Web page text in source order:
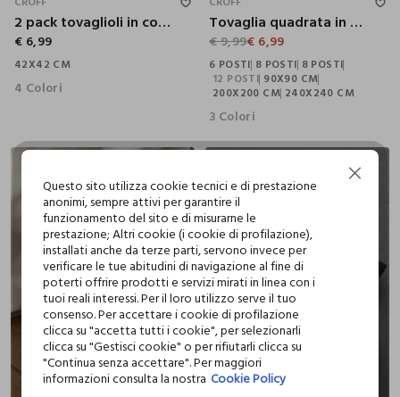
2 pack tovaglioli in cotone antimacchia
€ 6,99
42X42 CM
4 Colori
Tovaglia quadrata in tela di cotone Panama
€ 9,99€ 6,99
6 POSTI 8 POSTI 8 POSTI
12 POSTI 90X90 CM
200X200 CM 240X240 CM
3 Colori
140X40 CM
Questo sito utilizza cookie tecnici e di prestazione
anonimi, sempre attivi per garantire il
funzionamento del sito e di misurarne le
prestazione; Altri cookie (i cookie di profilazione),
installati anche da terze parti, servono invece per
verificare le tue abitudini di navigazione al fine di
poterti offrire prodotti e servizi mirati in linea con i
tuoi reali interessi. Per il loro utilizzo serve il tuo
consenso. Per accettare i cookie di profilazione
clicca su "accetta tutti i cookie", per selezionarli
clicca su "Gestisci cookie" o per rifiutarli clicca su
"Continua senza accettare". Per maggiori
informazioni consulta la nostra Cookie Policy
Continua senza accettare